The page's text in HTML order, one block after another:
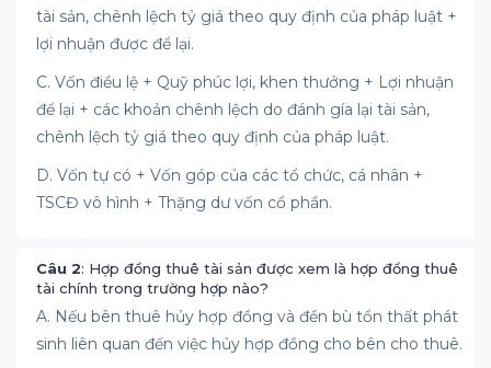
tài sản, chênh lệch tỷ giá theo quy định của pháp luật +
lợi nhuận được để lại.
C. Vốn điều lệ + Quỹ phúc lợi, khen thưởng + Lợi nhuận
để lại + các khoản chênh lệch do đánh gía lại tài sản,
chênh lệch tỷ giá theo quy định của pháp luật.
D. Vốn tự có + Vốn góp của các tổ chức, cá nhân +
TSCĐ vô hình + Thặng dư vốn cổ phần.
Câu 2: Hợp đồng thuê tài sản được xem là hợp đồng thuê
tài chính trong trường hợp nào?
A. Nếu bên thuê hủy hợp đồng và đền bù tổn thất phát
sinh liên quan đến việc hủy hợp đồng cho bên cho thuê.